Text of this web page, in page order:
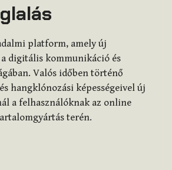
platform, amely új
digitális kommunikáció és
Valós időben történő
hangklónozási képességeivel új
a felhasználóknak az online
terén.